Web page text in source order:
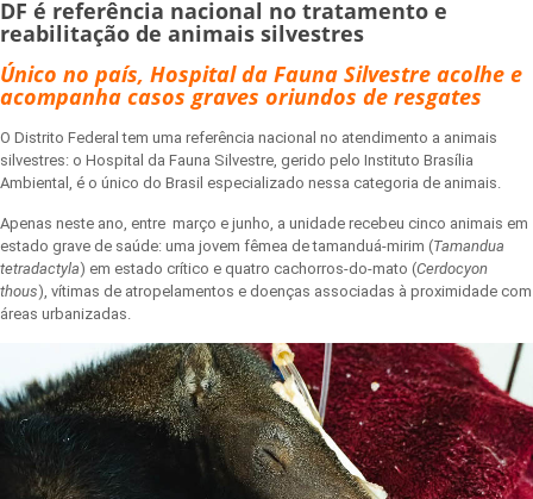
DF é referência nacional no tratamento e
reabilitação de animais silvestres
Único no país, Hospital da Fauna Silvestre acolhe e
acompanha casos graves oriundos de resgates
O Distrito Federal tem uma referência nacional no atendimento a animais
silvestres: o Hospital da Fauna Silvestre, gerido pelo Instituto Brasília
Ambiental, é o único do Brasil especializado nessa categoria de animais.
Apenas neste ano, entre março e junho, a unidade recebeu cinco animais em
estado grave de saúde: uma jovem fêmea de tamanduá-mirim (Tamandua
tetradactyla) em estado crítico e quatro cachorros-do-mato (Cerdocyon
thous), vítimas de atropelamentos e doenças associadas à proximidade com
áreas urbanizadas.